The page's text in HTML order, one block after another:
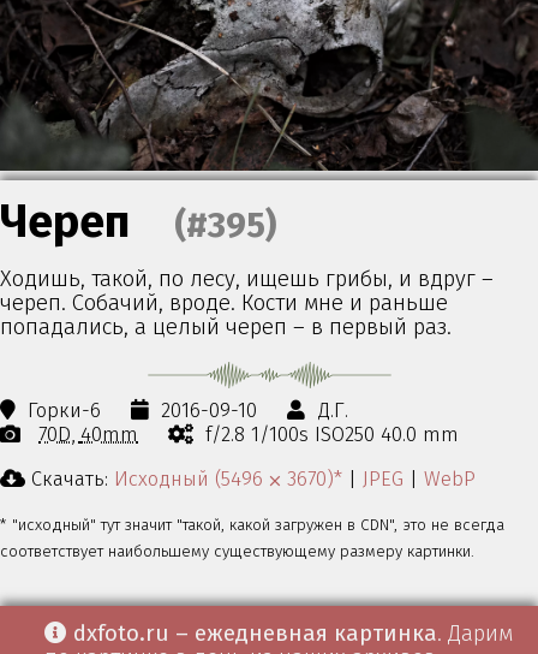
Череп (#395)
Ходишь, такой, по лесу, ищешь грибы, и вдруг –
череп. Собачий, вроде. Кости мне и раньше
попадались, а целый череп – в первый раз.
Горки-6 2016-09-10
Д.Г.
70D 40mm
f/2.8 1/100s ISO250 40.0 mm
Скачать: Исходный (5496 ⨉ 3670)* | JPEG | WebP
* "исходный" тут значит "такой, какой загружен в CDN", это не всегда
соответствует наибольшему существующему размеру картинки.
dxfoto.ru – ежедневная картинка. Дарим